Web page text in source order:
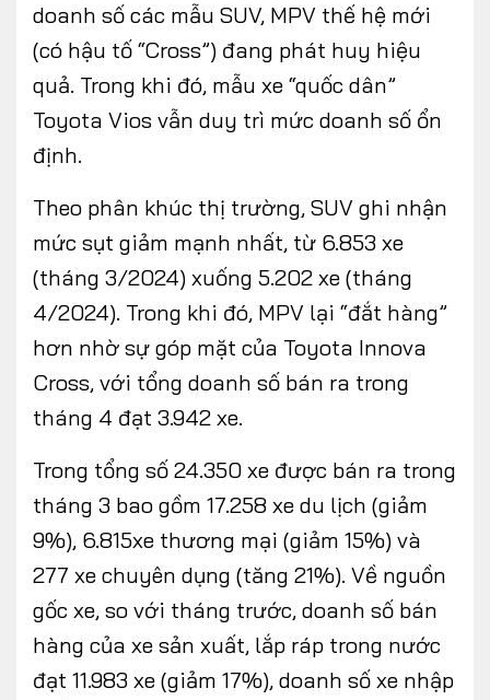
doanh số các mẫu SUV, MPV thế hệ mới
(có hậu tố “Cross”) đang phát huy hiệu
quả. Trong khi đó, mẫu xe “quốc dân”
Toyota Vios vẫn duy trì mức doanh số ổn
định.
Theo phân khúc thị trường, SUV ghi nhận
mức sụt giảm mạnh nhất, từ 6.853 xe
(tháng 3/2024) xuống 5.202 xe (tháng
4/2024). Trong khi đó, MPV lại “đắt hàng”
hơn nhờ sự góp mặt của Toyota Innova
Cross, với tổng doanh số bán ra trong
tháng 4 đạt 3.942 xe.
Trong tổng số 24.350 xe được bán ra trong
tháng 3 bao gồm 17.258 xe du lịch (giảm
9%), 6.815xe thương mại (giảm 15%) và
277 xe chuyên dụng (tăng 21%). Về nguồn
gốc xe, so với tháng trước, doanh số bán
hàng của xe sản xuất, lắp ráp trong nước
đạt 11.983 xe (giảm 17%), doanh số xe nhập